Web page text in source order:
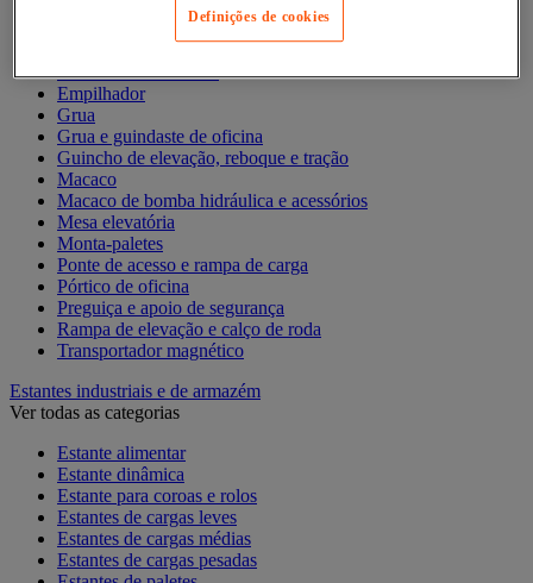
Elevador de materiais
Empilhador
Grua
Grua e guindaste de oficina
Guincho de elevação, reboque e tração
Macaco
Macaco de bomba hidráulica e acessórios
Mesa elevatória
Monta-paletes
Ponte de acesso e rampa de carga
Pórtico de oficina
Preguiça e apoio de segurança
Rampa de elevação e calço de roda
Transportador magnético
Estantes industriais e de armazém
Ver todas as categorias
Estante alimentar
Estante dinâmica
Estante para coroas e rolos
Estantes de cargas leves
Estantes de cargas médias
Estantes de cargas pesadas
Definições de cookies